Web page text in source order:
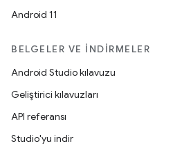
Android 11
BELGELER VE İNDIRMELER
Android Studio kılavuzu
Geliştirici kılavuzları
API referansı
Studio'yu indir